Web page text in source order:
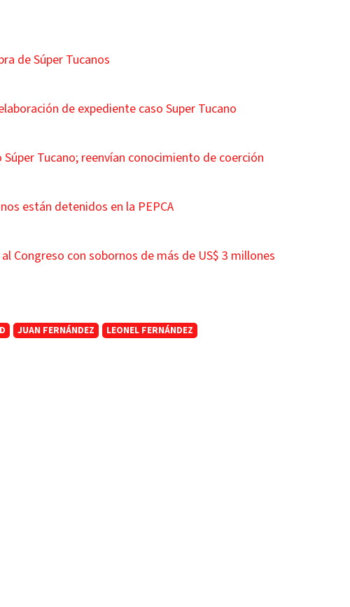
de Súper Tucanos
de expediente caso Super Tucano
Tucano; reenvían conocimiento de coerción
están detenidos en la PEPCA
Congreso con sobornos de más de US$ 3 millones
JUAN FERNÁNDEZ LEONEL FERNÁNDEZ